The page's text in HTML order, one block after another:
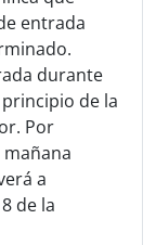
entrada
durante
de la
Por
a
de la